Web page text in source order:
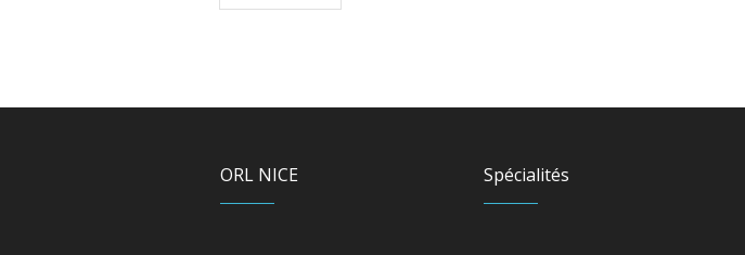
ORL NICE Spécialités